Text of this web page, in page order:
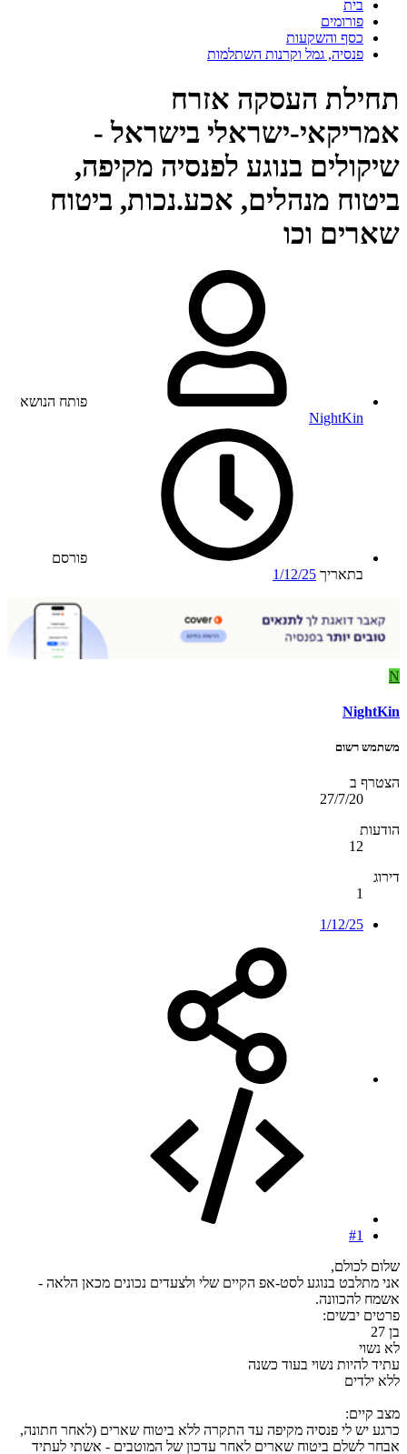
בית
פורומים
כסף והשקעות
פנסיה, גמל וקרנות השתלמות
תחילת העסקה אזרח
אמריקאי-ישראלי בישראל -
שיקולים בנוגע לפנסיה מקיפה,
ביטוח מנהלים, אכע.נכות, ביטוח
שארים וכו
פותח הנושא
NightKin
פורסם
בתאריך 1/12/25
N
NightKin
משתמש רשום
הצטרף ב
27/7/20
הודעות
12
דירוג
1
1/12/25
#1
שלום לכולם,
אני מתלבט בנוגע לסט-אפ הקיים שלי ולצעדים נכונים מכאן הלאה -
אשמח להכוונה.
פרטים יבשים:
בן 27
לא נשוי
עתיד להיות נשוי בעוד כשנה
ללא ילדים
מצב קיים:
כרגע יש לי פנסיה מקיפה עד התקרה ללא ביטוח שארים (לאחר חתונה,
אבחר לשלם ביטוח שארים לאחר עדכון של המוטבים - אשתי לעתיד